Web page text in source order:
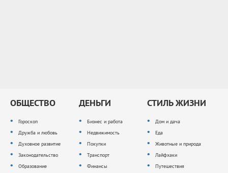
ОБЩЕСТВО
Гороскоп
Дружба и любовь
Духовное развитие
Законодательство
Образование
ДЕНЬГИ
Бизнес и работа
Недвижимость
Покупки
Транспорт
Финансы
СТИЛЬ ЖИЗНИ
Дом и дача
Еда
Животные и природа
Лайфхаки
Путешествия